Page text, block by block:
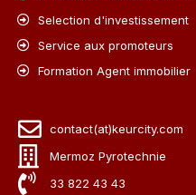
Selection d'investissement
Service aux promoteurs
Formation Agent immobilier
contact(at)keurcity.com
Mermoz Pyrotechnie
33 822 43 43